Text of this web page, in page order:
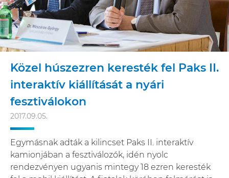
Közel húszezren keresték fel Paks II.
interaktív kiállítását a nyári
fesztiválokon
2017.09.05.
Egymásnak adták a kilincset Paks II. interaktív
kamionjában a fesztiválozók, idén nyolc
rendezvényen ugyanis mintegy 18 ezren keresték